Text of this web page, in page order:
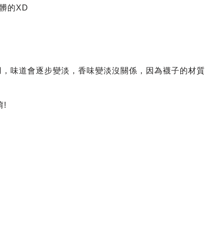
的XD
味道會逐步變淡，香味變淡沒關係，因為襪子的材質
!